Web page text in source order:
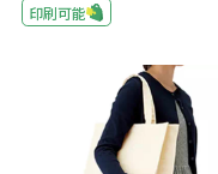
印刷可能